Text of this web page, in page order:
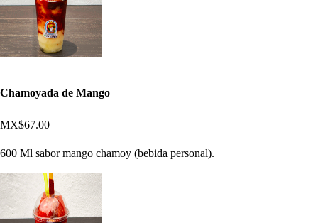
Chamoyada de Mango
MX$67.00
600 Ml sabor mango chamoy (bebida personal).